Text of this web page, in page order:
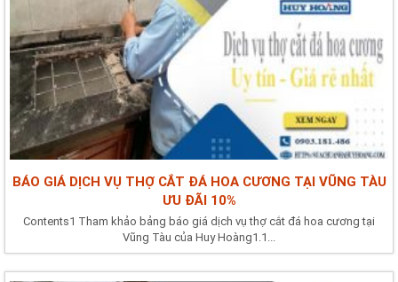
BÁO GIÁ DỊCH VỤ THỢ CẮT ĐÁ HOA CƯƠNG TẠI VŨNG TÀU
ƯU ĐÃI 10%
Contents1 Tham khảo bảng báo giá dịch vụ thợ cắt đá hoa cương tại
Vũng Tàu của Huy Hoàng1.1...